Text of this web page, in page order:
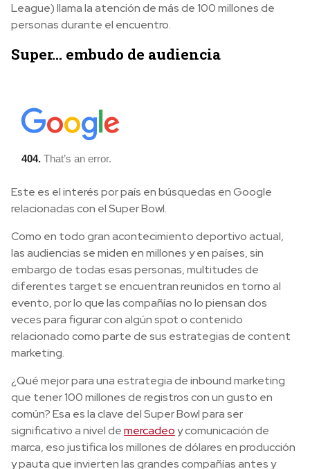
League) llama la atención de más de 100 millones de
personas durante el encuentro.
Super… embudo de audiencia
Este es el interés por país en búsquedas en Google
relacionadas con el Super Bowl.
Como en todo gran acontecimiento deportivo actual,
las audiencias se miden en millones y en países, sin
embargo de todas esas personas, multitudes de
diferentes target se encuentran reunidos en torno al
evento, por lo que las compañías no lo piensan dos
veces para figurar con algún spot o contenido
relacionado como parte de sus estrategias de content
marketing.
¿Qué mejor para una estrategia de inbound marketing
que tener 100 millones de registros con un gusto en
común? Esa es la clave del Super Bowl para ser
significativo a nivel demercadeoy comunicación de
marca, eso justifica los millones de dólares en producción
y pauta que invierten las grandes compañías antes y